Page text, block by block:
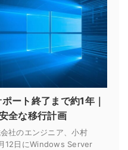
ト終了まで約1年｜
全な移行計画
社のエンジニア、小村
12日にWindows Server